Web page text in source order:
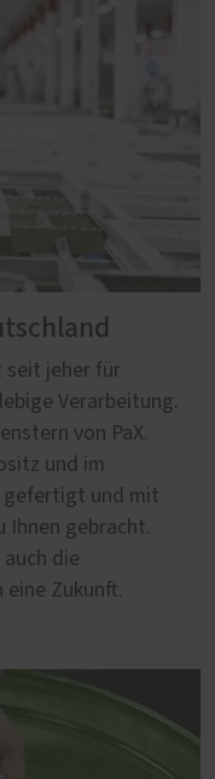
seit jeher für
Verarbeitung.
von PaX.
und im
gefertigt und mit
Ihnen gebracht.
auch die
eine Zukunft.